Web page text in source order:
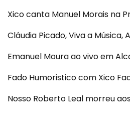
Xico canta Manuel Morais na
Cláudia Picado, Viva a Música,
Emanuel Moura ao vivo em
Fado Humoristico com Xico
Nosso Roberto Leal morreu